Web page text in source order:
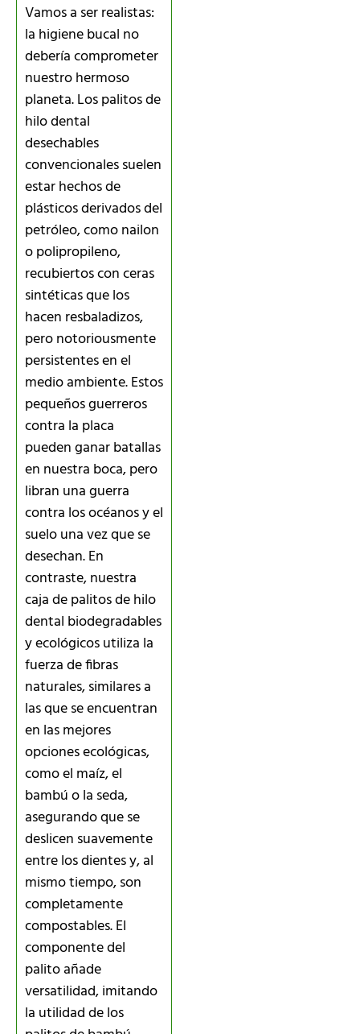
Vamos a ser realistas:
la higiene bucal no
debería comprometer
nuestro hermoso
planeta. Los palitos de
hilo dental
desechables
convencionales suelen
estar hechos de
plásticos derivados del
petróleo, como nailon
o polipropileno,
recubiertos con ceras
sintéticas que los
hacen resbaladizos,
pero notoriousmente
persistentes en el
medio ambiente. Estos
pequeños guerreros
contra la placa
pueden ganar batallas
en nuestra boca, pero
libran una guerra
contra los océanos y el
suelo una vez que se
desechan. En
contraste, nuestra
caja de palitos de hilo
dental biodegradables
y ecológicos utiliza la
fuerza de fibras
naturales, similares a
las que se encuentran
en las mejores
opciones ecológicas,
como el maíz, el
bambú o la seda,
asegurando que se
deslicen suavemente
entre los dientes y, al
mismo tiempo, son
completamente
compostables. El
componente del
palito añade
versatilidad, imitando
la utilidad de los